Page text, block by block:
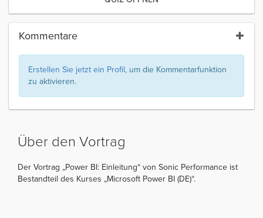
Kommentare
Erstellen Sie jetzt ein Profil, um die Kommentarfunktion
zu aktivieren.
Über den Vortrag
Der Vortrag „Power BI: Einleitung“ von Sonic Performance ist
Bestandteil des Kurses „Microsoft Power BI (DE)“.